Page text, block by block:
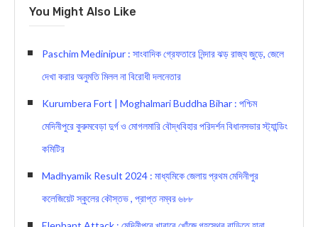
You Might Also Like
Paschim Medinipur : সাংবাদিক গ্রেফতারে নিন্দার ঝড় রাজ্য জুড়ে, জেলে
দেখা করার অনুমতি মিলল না বিরোধী দলনেতার
Kurumbera Fort | Moghalmari Buddha Bihar : পশ্চিম
মেদিনীপুরে কুরুমবেড়া দুর্গ ও মোগলমারি বৌদ্ধবিহার পরিদর্শন বিধানসভার স্ট্যান্ডিং
কমিটির
Madhyamik Result 2024 : মাধ্যমিকে জেলায় প্রথম মেদিনীপুর
কলেজিয়েট স্কুলের কৌস্তভ , প্রাপ্ত নম্বর ৬৮৮